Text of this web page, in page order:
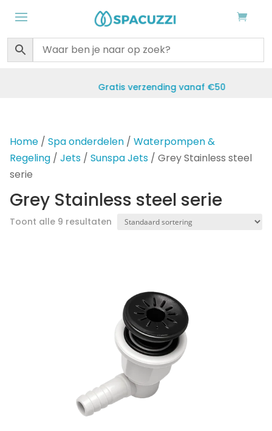
Gratis verzending vanaf €50
Home/ Spa onderdelen/ Waterpompen &
Regeling/ Jets/ Sunspa Jets/ Grey Stainless steel
serie
Grey Stainless steel serie
Toont alle 9 resultaten